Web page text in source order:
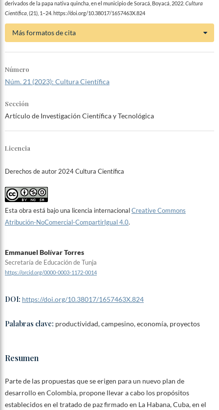
Emmanuel Bolívar Torres
Secretaría de Educación de Tunja
https://orcid.org/0000-0003-1172-0014
DOI: https://doi.org/10.38017/1657463X.824
Palabras clave: productividad, campesino, economía, proyectos
Resumen
Parte de las propuestas que se erigen para un nuevo plan de
desarrollo en Colombia, propone llevar a cabo los propósitos
establecidos en el tratado de paz firmado en La Habana, Cuba, en el
derivados de la papa nativa quincha, en el municipio de Soracá, Boyacá, 2022. Cultura
Científica , (21), 1–24. https://doi.org/10.38017/1657463X.824
Más formatos de cita
Número
Núm. 21 (2023): Cultura Científica
Sección
Artículo de Investigación Científica y Tecnológica
Licencia
Derechos de autor 2024 Cultura Científica
Esta obra está bajo una licencia internacionalCreative Commons
Atribución-NoComercial-CompartirIgual 4.0.